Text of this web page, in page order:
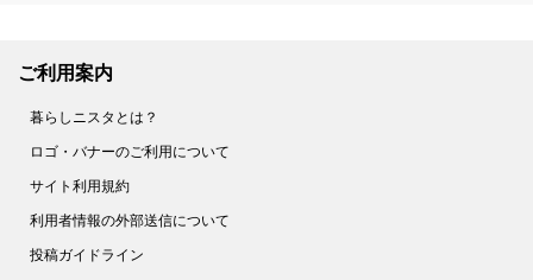
ご利用案内
暮らしニスタとは？
ロゴ・バナーのご利用について
サイト利用規約
利用者情報の外部送信について
投稿ガイドライン